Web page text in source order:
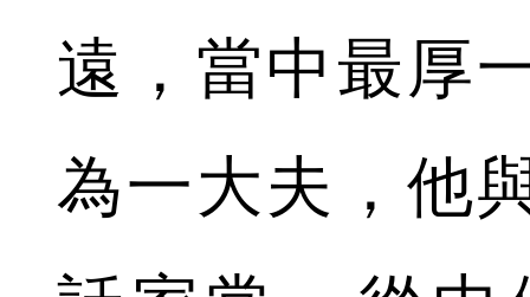
遠，當中最厚
為一大夫，他